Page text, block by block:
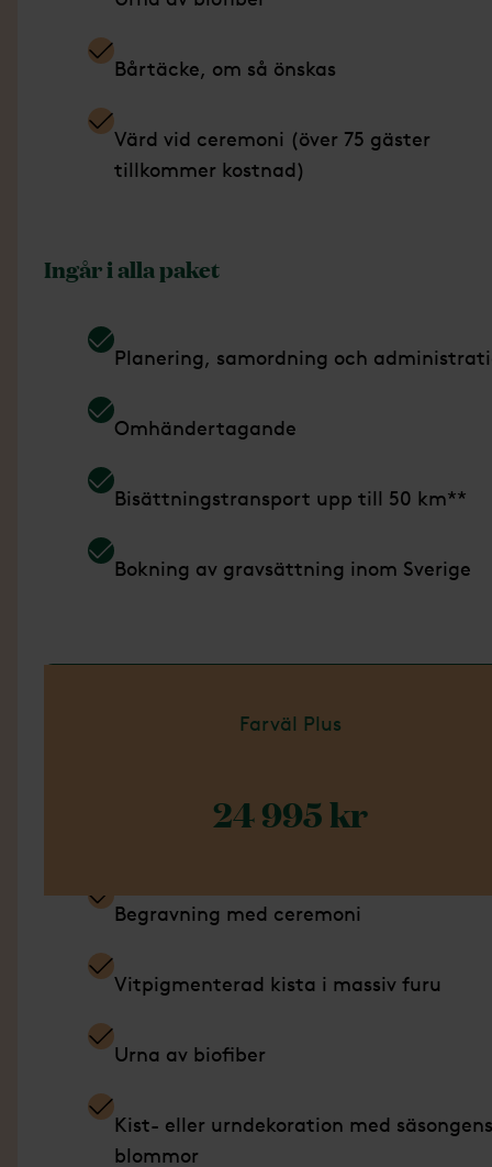
Bårtäcke, om så önskas
Värd vid ceremoni (över 75 gäster
tillkommer kostnad)
Ingår i alla paket
Planering, samordning och
Omhändertagande
Bisättningstransport upp till 50 km**
Bokning av gravsättning inom Sverige
Farväl Plus
24 995 kr
Ingår i detta paket
Begravning med ceremoni
Vitpigmenterad kista i massiv furu
Urna av biofiber
Kist- eller urndekoration med säsongens
blommor